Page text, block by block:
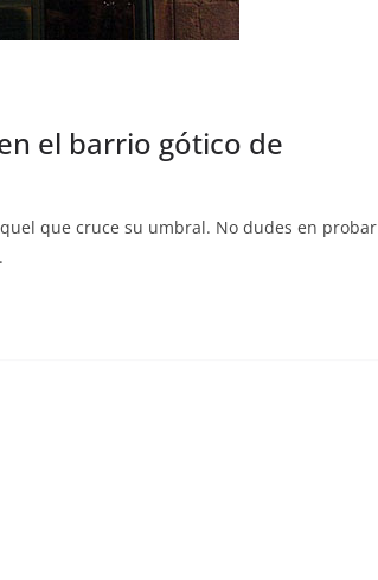
el barrio gótico de
que cruce su umbral. No dudes en probar